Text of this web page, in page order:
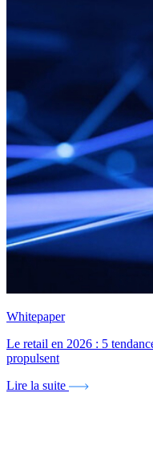
Whitepaper
Le retail en 2026 : 5
propulsent
Lire la suite